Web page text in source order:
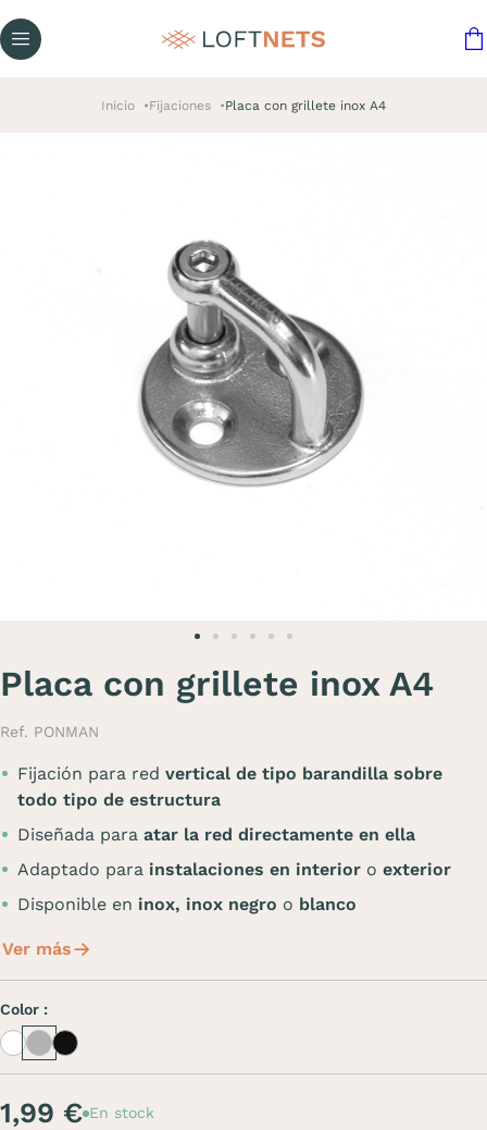
Inicio Fijaciones Placa con grillete inox A4
Placa con grillete inox A4
Ref. PONMAN
Fijación para red vertical de tipo barandilla sobre
todo tipo de estructura
Diseñada para atar la red directamente en ella
Adaptado para instalaciones en interior o exterior
Disponible en inox, inox negro o blanco
Ver más
Color :
WhiteInoxInox noir
1,99 € En stock